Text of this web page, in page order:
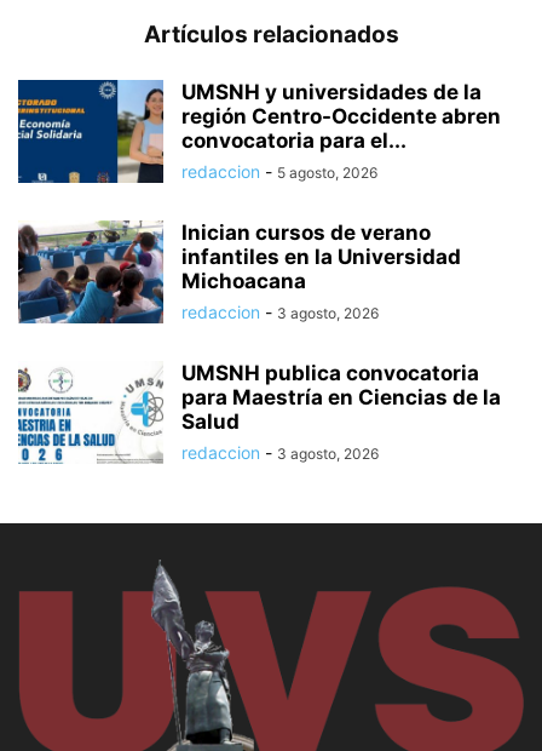
Artículos relacionados
UMSNH y universidades de la
región Centro-Occidente abren
convocatoria para el...
redaccion - 5 agosto, 2026
Inician cursos de verano
infantiles en la Universidad
Michoacana
redaccion - 3 agosto, 2026
UMSNH publica convocatoria
para Maestría en Ciencias de la
Salud
redaccion - 3 agosto, 2026